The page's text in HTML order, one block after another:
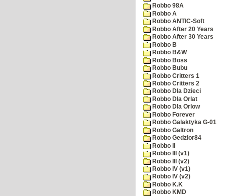
Robbo 98A
Robbo A
Robbo ANTIC-Soft
Robbo After 20 Years
Robbo After 30 Years
Robbo B
Robbo B&W
Robbo Boss
Robbo Bubu
Robbo Critters 1
Robbo Critters 2
Robbo Dla Dzieci
Robbo Dla Orlat
Robbo Dla Orlow
Robbo Forever
Robbo Galaktyka G-01
Robbo Galtron
Robbo Gedzior84
Robbo II
Robbo III (v1)
Robbo III (v2)
Robbo IV (v1)
Robbo IV (v2)
Robbo K.K
Robbo KMD